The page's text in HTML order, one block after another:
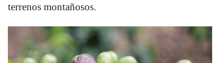
terrenos montañosos.